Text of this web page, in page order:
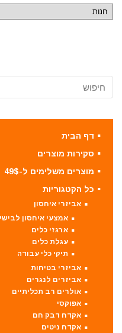
דף הבית
סקירות מוצרים
מוצרים משלימים ל-49$
כל הקטגוריות
אביזרי איחסון
אמצעי איחסון
ארגזי כלים
עגלת כלים
תיקי כלי עבודה
אביזרי בטיחות
אביזרים לנגרים
אולרים רב תכליתיים
אפוקסי
אקדח דבק חם
אקדח ניטים